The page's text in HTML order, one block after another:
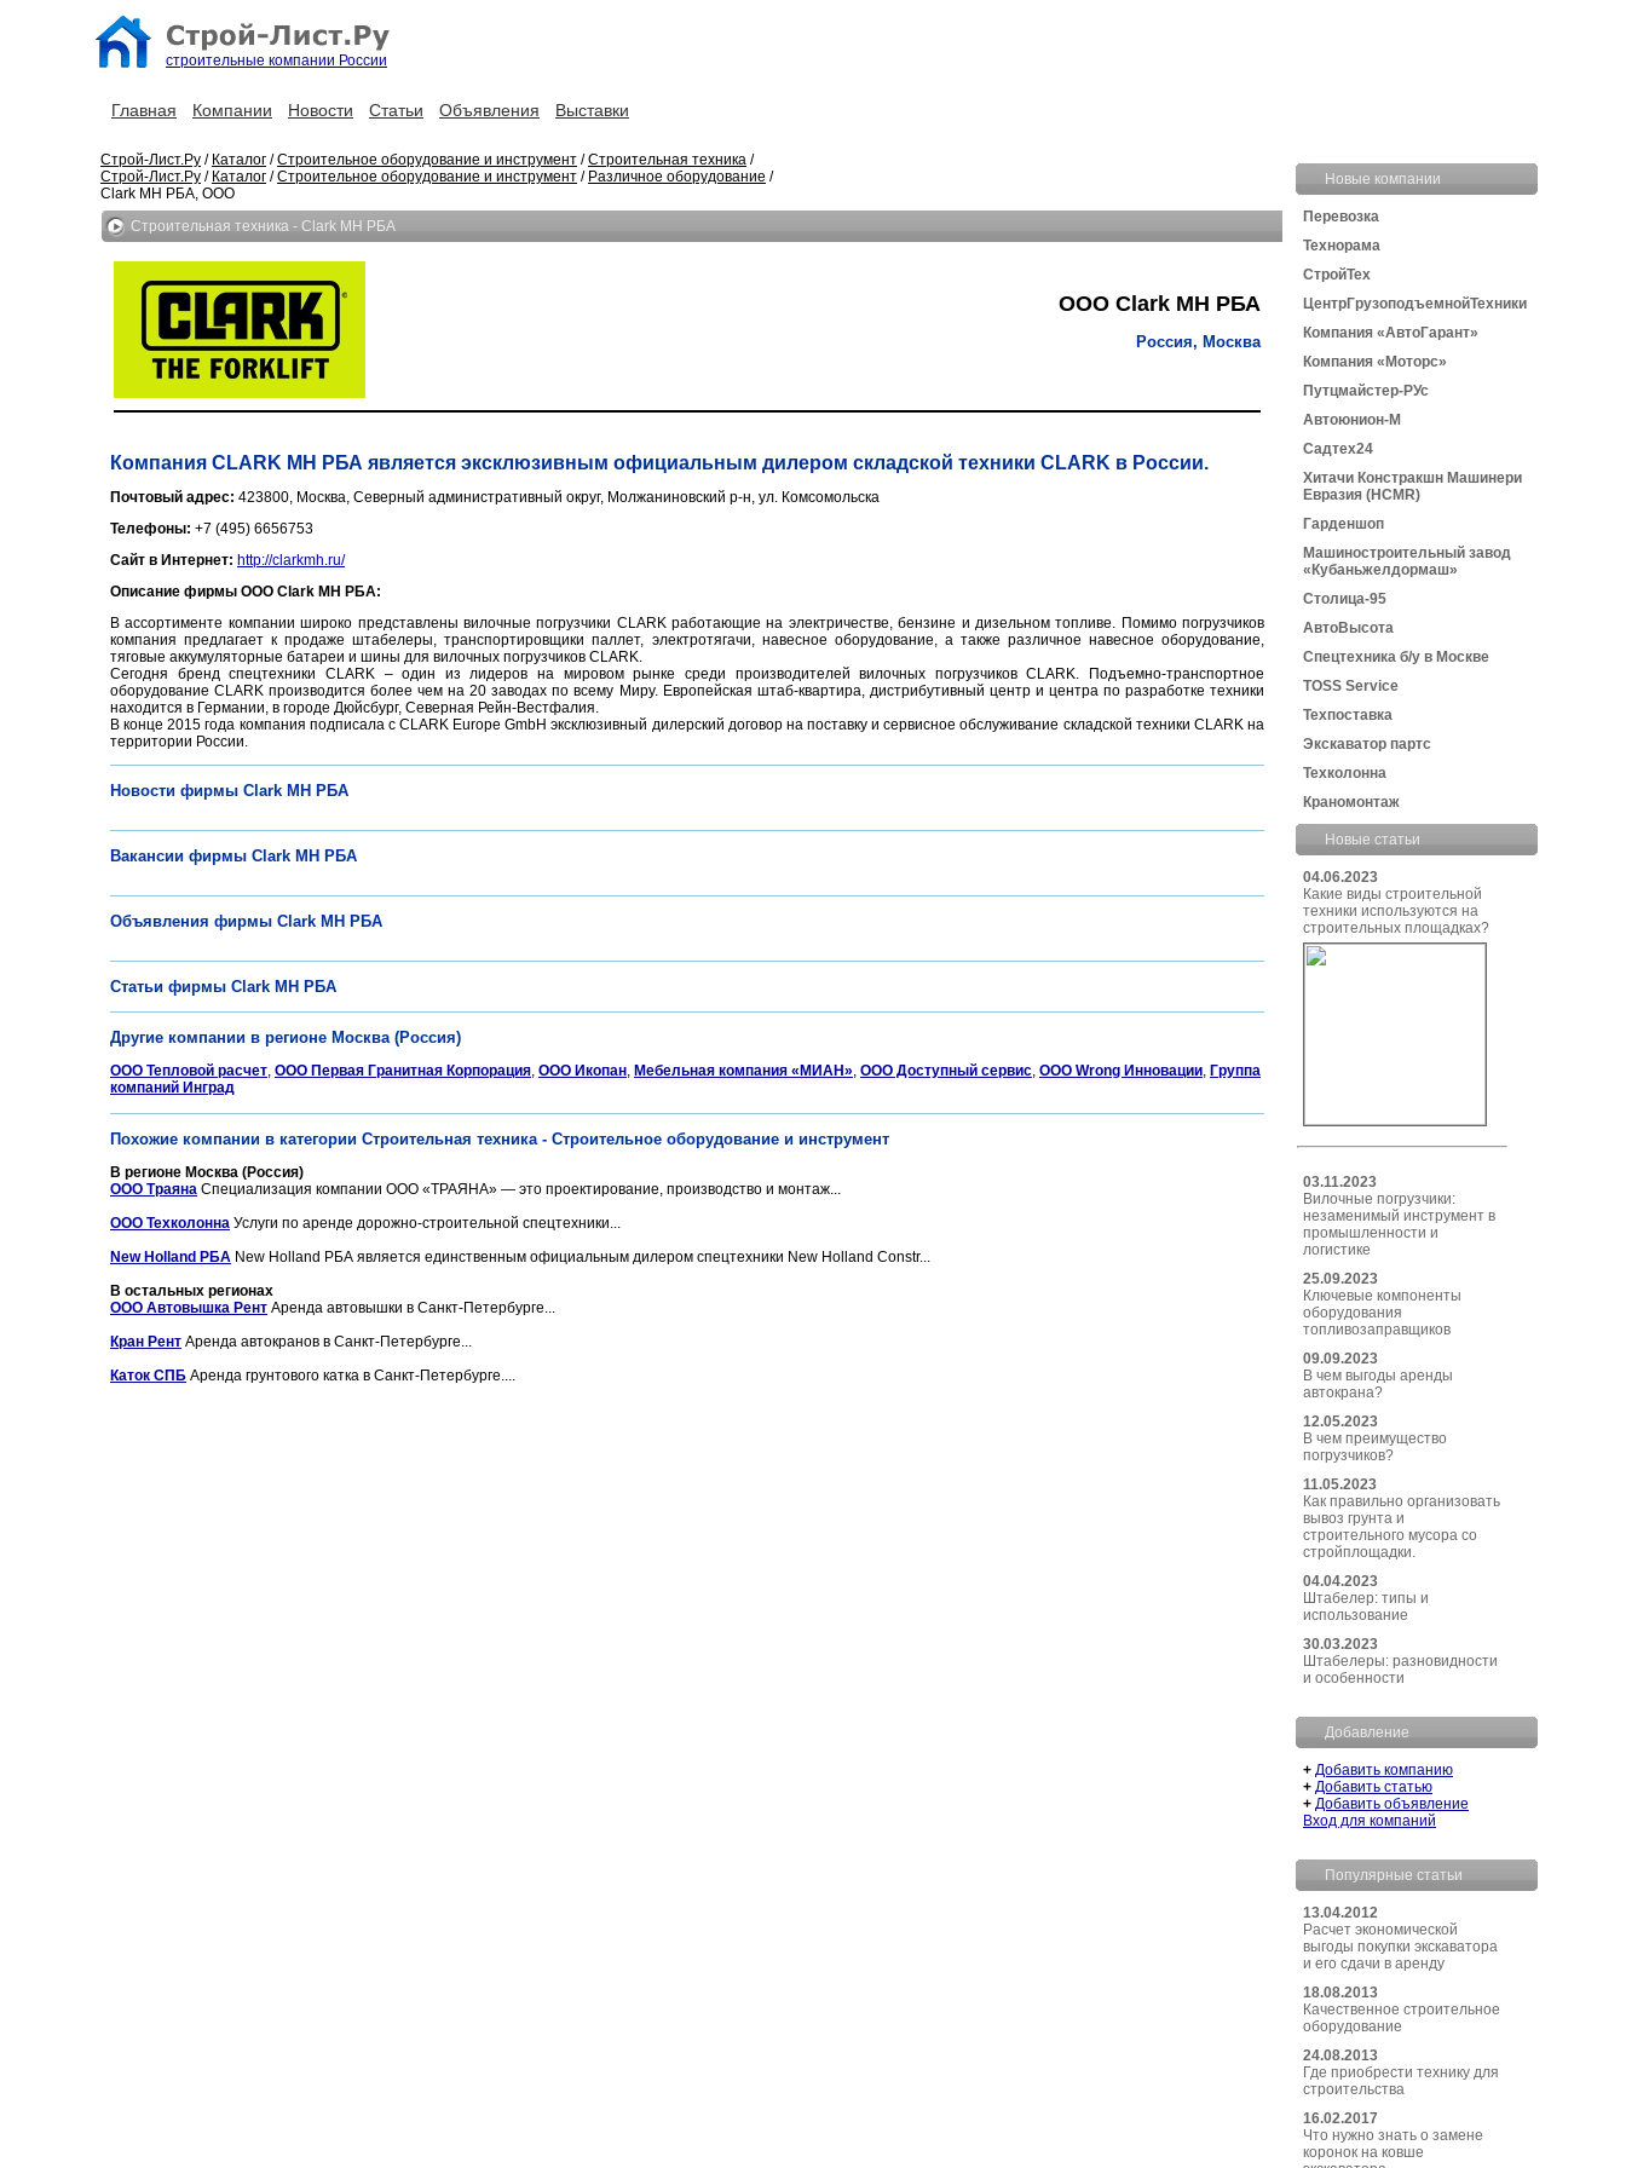
строительные компании России
Главная Компании Новости Статьи Объявления Выставки
Строй-Лист.Ру / Каталог /Строительное оборудование и инструмент /Строительная техника /
Строй-Лист.Ру / Каталог /Строительное оборудование и инструмент / Различное оборудование /
Clark MH РБА, ООО
Строительная техника - Clark MH РБА
ООО Clark MH РБА
Россия, Москва
Компания CLARK MH РБА является эксклюзивным официальным дилером складской техники CLARK в России.
Почтовый адрес: 423800, Москва, Северный административный округ, Молжаниновский р-н, ул. Комсомольска
Телефоны: +7 (495) 6656753
Сайт в Интернет: http://clarkmh.ru/
Описание фирмы ООО Clark MH РБА:
В ассортименте компании широко представлены вилочные погрузчики CLARK работающие на электричестве, бензине и дизельном топливе. Помимо погрузчиков
компания предлагает к продаже штабелеры, транспортировщики паллет, электротягачи, навесное оборудование, а также различное навесное оборудование,
тяговые аккумуляторные батареи и шины для вилочных погрузчиков CLARK.
Сегодня бренд спецтехники CLARK – один из лидеров на мировом рынке среди производителей вилочных погрузчиков CLARK. Подъемно-транспортное
оборудование CLARK производится более чем на 20 заводах по всему Миру. Европейская штаб-квартира, дистрибутивный центр и центра по разработке техники
находится в Германии, в городе Дюйсбург, Северная Рейн-Вестфалия.
В конце 2015 года компания подписала с CLARK Europe GmbH эксклюзивный дилерский договор на поставку и сервисное обслуживание складской техники CLARK на
территории России.
Новости фирмы Clark MH РБА
Вакансии фирмы Clark MH РБА
Объявления фирмы Clark MH РБА
Статьи фирмы Clark MH РБА
Другие компании в регионе Москва (Россия)
ООО Тепловой расчет, ООО Первая Гранитная Корпорация, ООО Икопан, Мебельная компания «МИАН», ООО Доступный сервис, ООО Wrong Инновации, Группа
компаний Инград
Похожие компании в категории Строительная техника - Строительное оборудование и инструмент
В регионе Москва (Россия)
ООО Траяна Специализация компании ООО «ТРАЯНА» — это проектирование, производство и монтаж...
ООО Техколонна Услуги по аренде дорожно-строительной спецтехники...
New Holland РБА New Holland РБА является единственным официальным дилером спецтехники New Holland Constr...
В остальных регионах
ООО Автовышка Рент Аренда автовышки в Санкт-Петербурге...
Кран Рент Аренда автокранов в Санкт-Петербурге...
Каток СПБ Аренда грунтового катка в Санкт-Петербурге....
Новые компании
Перевозка
Технорама
СтройТех
ЦентрГрузоподъемнойТехники
Компания «АвтоГарант»
Компания «Моторс»
Путцмайстер-РУс
Автоюнион-М
Садтех24
Хитачи Констракшн Машинери
Евразия (HCMR)
Гарденшоп
Машиностроительный завод
«Кубаньжелдормаш»
Столица-95
АвтоВысота
Спецтехника б/у в Москве
TOSS Service
Техпоставка
Экскаватор партс
Техколонна
Краномонтаж
Новые статьи
04.06.2023
Какие виды строительной
техники используются на
строительных площадках?
03.11.2023
Вилочные погрузчики:
незаменимый инструмент в
промышленности и
логистике
25.09.2023
Ключевые компоненты
оборудования
топливозаправщиков
09.09.2023
В чем выгоды аренды
автокрана?
12.05.2023
В чем преимущество
погрузчиков?
11.05.2023
Как правильно организовать
вывоз грунта и
строительного мусора со
стройплощадки.
04.04.2023
Штабелер: типы и
использование
30.03.2023
Штабелеры: разновидности
и особенности
Добавление
+ Добавить компанию
+ Добавить статью
+ Добавить объявление
Вход для компаний
Популярные статьи
13.04.2012
Расчет экономической
выгоды покупки экскаватора
и его сдачи в аренду
18.08.2013
Качественное строительное
оборудование
24.08.2013
Где приобрести технику для
строительства
16.02.2017
Что нужно знать о замене
коронок на ковше